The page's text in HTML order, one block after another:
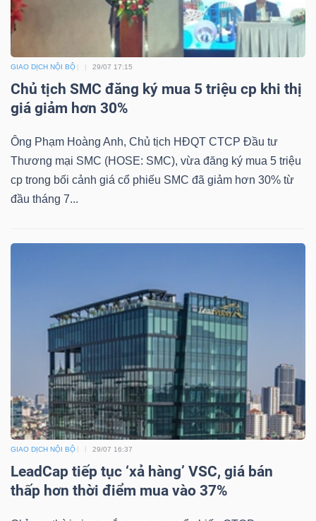
GIAO DỊCH NỘI BỘ 29/07 17:15
Chủ tịch SMC đăng ký mua 5 triệu cp khi thị
giá giảm hơn 30%
Ông Phạm Hoàng Anh, Chủ tịch HĐQT CTCP Đầu tư
Thương mại SMC (HOSE: SMC), vừa đăng ký mua 5 triệu
cp trong bối cảnh giá cổ phiếu SMC đã giảm hơn 30% từ
đầu tháng 7...
GIAO DỊCH NỘI BỘ 29/07 16:37
LeadCap tiếp tục ‘xả hàng’ VSC, giá bán
thấp hơn thời điểm mua vào 37%